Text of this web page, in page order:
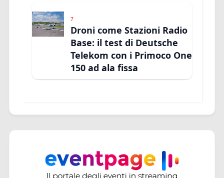
7
Droni come Stazioni Radio
Base: il test di Deutsche
Telekom con i Primoco One
150 ad ala fissa